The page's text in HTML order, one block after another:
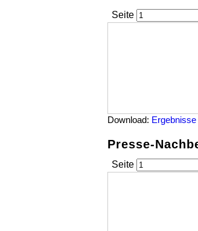
Seite
Download: Ergebnisse
Presse-
Seite